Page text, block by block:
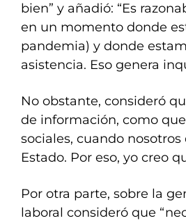
bien” y añadió: “Es
en un momento donde
pandemia) y donde
asistencia. Eso genera
No obstante, consideró
de información, como
sociales, cuando
Estado. Por eso, yo creo
Por otra parte, sobre la
laboral consideró que